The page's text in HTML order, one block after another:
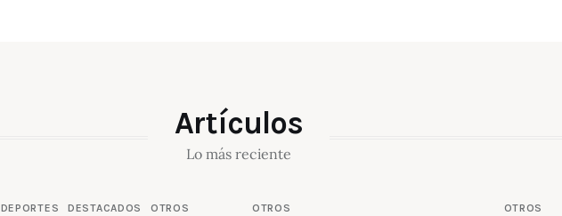
Artículos
Lo más reciente
DEPORTES DESTACADOS OTROS OTROS OTROS